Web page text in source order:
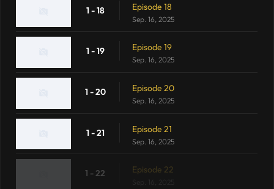
1 - 18 Episode 18
Sep. 16, 2025
1 - 19 Episode 19
Sep. 16, 2025
1 - 20 Episode 20
Sep. 16, 2025
1 - 21 Episode 21
Sep. 16, 2025
1 - 22 Episode 22